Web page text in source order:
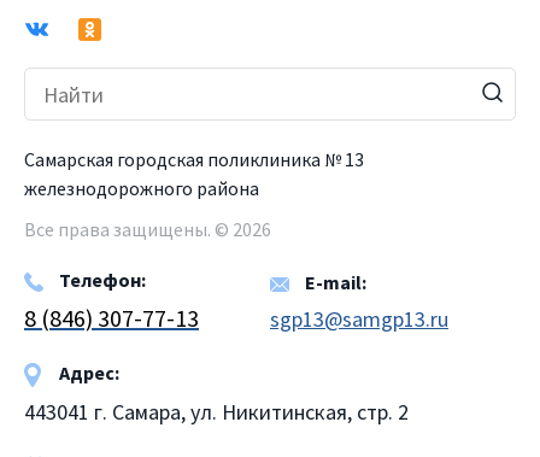
Самарская городская поликлиника № 13
железнодорожного района
Все права защищены. © 2026
Телефон:
8 (846) 307-77-13
E-mail:
sgp13@samgp13.ru
Адрес:
443041 г. Самара, ул. Никитинская, стр. 2